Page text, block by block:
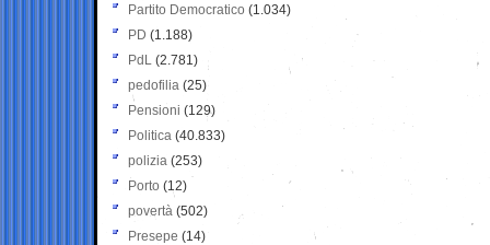
Partito Democratico (1.034)
PD (1.188)
PdL (2.781)
pedofilia (25)
Pensioni (129)
Politica (40.833)
polizia (253)
Porto (12)
povertà (502)
Presepe (14)